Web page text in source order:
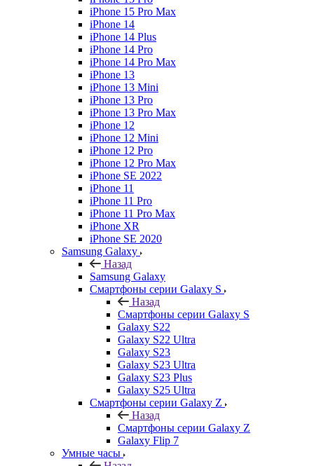
iPhone 15 Pro Max
iPhone 14
iPhone 14 Plus
iPhone 14 Pro
iPhone 14 Pro Max
iPhone 13
iPhone 13 Mini
iPhone 13 Pro
iPhone 13 Pro Max
iPhone 12
iPhone 12 Mini
iPhone 12 Pro
iPhone 12 Pro Max
iPhone SE 2022
iPhone 11
iPhone 11 Pro
iPhone 11 Pro Max
iPhone XR
iPhone SE 2020
Samsung Galaxy
Назад
Samsung Galaxy
Смартфоны серии Galaxy S
Назад
Смартфоны серии Galaxy S
Galaxy S22
Galaxy S22 Ultra
Galaxy S23
Galaxy S23 Ultra
Galaxy S23 Plus
Galaxy S25 Ultra
Смартфоны серии Galaxy Z
Назад
Смартфоны серии Galaxy Z
Galaxy Flip 7
Умные часы